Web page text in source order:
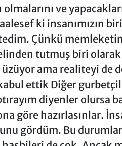
olmalarını ve
ki insanımızın
Çünkü
tutmuş biri olarak
üzüyor ama realiteyi de
ettik Diğer
diyenler olursa
göre hazırlasınlar.
gördüm. Bu